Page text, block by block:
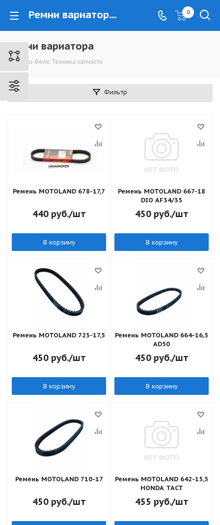
Ремни вариатора - www.kovrovec.ru 0
Ремни вариатора
Мото-Вело Техника запчасти
Фильтр
Ремень MOTOLAND 678-17,7
440руб./шт
В корзину
Ремень MOTOLAND 667-18
DIO AF34/35
450руб./шт
В корзину
Ремень MOTOLAND 723-17,5
450руб./шт
В корзину
Ремень MOTOLAND 664-16,5
AD50
450руб./шт
В корзину
Ремень MOTOLAND 710-17
450руб./шт
Ремень MOTOLAND 642-15,5
HONDA TACT
455 руб./шт